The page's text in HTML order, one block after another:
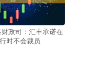
政司：汇丰承诺在
时不会裁员